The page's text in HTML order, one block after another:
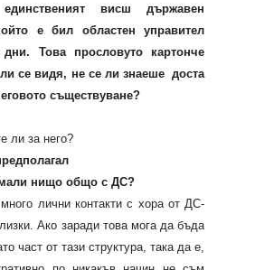
висш държавен
е бил областен управител
Това прословуто картонче
ли се видя, не се ли знаеше доста
съществуване?
ли за него?
нищо общо с ДС?
лични контакти с хора от ДС-
Ако заради това мога да бъда
част от тази структура, така да е,